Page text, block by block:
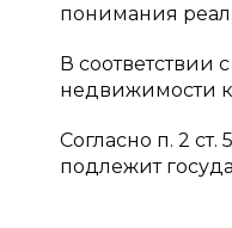
понимания
В соответствии
недвижимости к
Согласно п. 2
подлежит